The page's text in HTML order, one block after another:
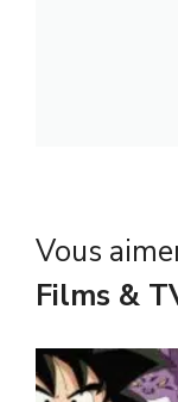
Vous
Films &